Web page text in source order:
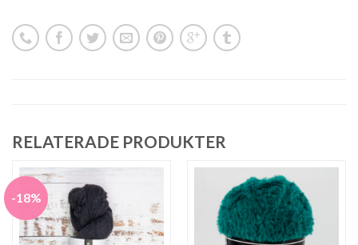
RELATERADE PRODUKTER
-18%